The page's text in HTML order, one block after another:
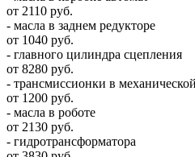
от 2110 руб.
- масла в заднем редукторе
от 1040 руб.
- главного цилиндра сцепления
от 8280 руб.
- трансмиссионки в
от 1200 руб.
- масла в роботе
от 2130 руб.
- гидротрансформатора